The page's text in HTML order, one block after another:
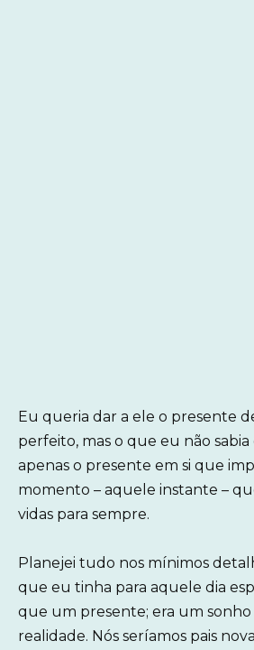
Eu queria dar a ele o presente
perfeito, mas o que eu não sabia
apenas o presente em si que
momento – aquele instante –
vidas para sempre.
Planejei tudo nos mínimos
que eu tinha para aquele dia
que um presente; era um
realidade. Nós seríamos pais